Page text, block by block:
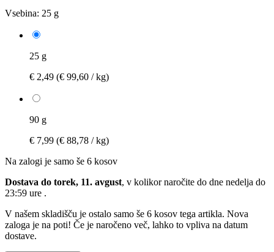
Vsebina: 25 g
25 g
€ 2,49 (€ 99,60 / kg)
90 g
€ 7,99 (€ 88,78 / kg)
Na zalogi je samo še 6 kosov
Dostava do torek, 11. avgust, v kolikor naročite do dne nedelja do
23:59 ure .
V našem skladišču je ostalo samo še 6 kosov tega artikla. Nova
zaloga je na poti! Če je naročeno več, lahko to vpliva na datum
dostave.